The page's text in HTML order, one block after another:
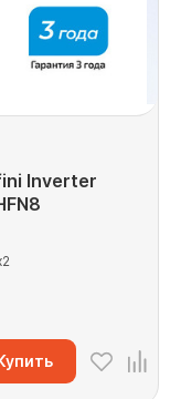
Inverter